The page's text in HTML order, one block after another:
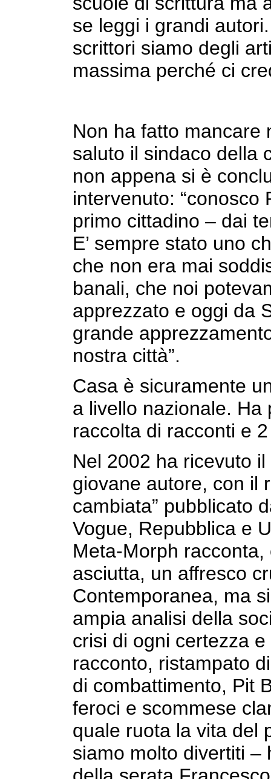
se leggi i grandi
scrittori siamo degli
massima perché ci
Non ha fatto mancare
saluto il sindaco della
non appena si è
intervenuto: “conosco
primo cittadino – dai
E’ sempre stato uno
che non era mai
banali, che noi
apprezzato e oggi da
grande
nostra città”.
Casa è sicuramente
a livello nazionale.
raccolta di racconti e
Nel 2002 ha ricevuto
giovane autore, con il
cambiata” pubblicato
Vogue, Repubblica e
Meta-Morph
asciutta, un affresco
Contemporanea, ma
ampia analisi della
crisi di ogni certezza
racconto, ristampato
di combattimento, Pit
feroci e scommese
quale ruota la vita del
siamo molto divertiti –